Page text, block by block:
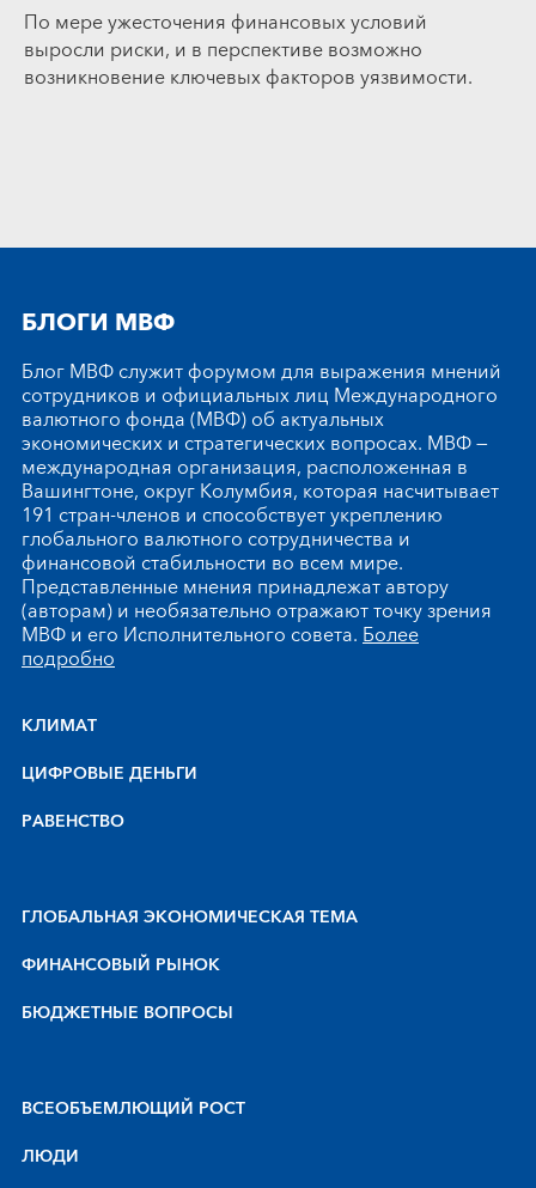
По мере ужесточения финансовых условий
выросли риски, и в перспективе возможно
возникновение ключевых факторов уязвимости.
БЛОГИ МВФ
Блог МВФ служит форумом для выражения мнений
сотрудников и официальных лиц Международного
валютного фонда (МВФ) об актуальных
экономических и стратегических вопросах. МВФ —
международная организация, расположенная в
Вашингтоне, округ Колумбия, которая насчитывает
191 стран-членов и способствует укреплению
глобального валютного сотрудничества и
финансовой стабильности во всем мире.
Представленные мнения принадлежат автору
(авторам) и необязательно отражают точку зрения
МВФ и его Исполнительного совета.Более
подробно
КЛИМАТ
ЦИФРОВЫЕ ДЕНЬГИ
РАВЕНСТВО
ГЛОБАЛЬНАЯ ЭКОНОМИЧЕСКАЯ ТЕМА
ФИНАНСОВЫЙ РЫНОК
БЮДЖЕТНЫЕ ВОПРОСЫ
BCEOБЪEMЛЮЩИЙ POCT
ЛЮДИ